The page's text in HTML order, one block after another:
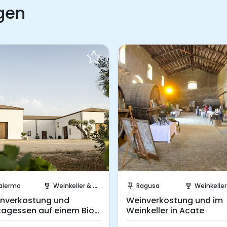
Ragusa wine_bar Weinkeller & Weinberge
Weinverkostung und im
Weinkeller in Acate
Palermo
Mittagessen
Weinkeller
Hügeln von